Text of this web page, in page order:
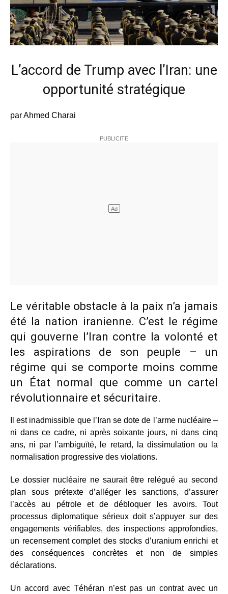
L’accord de Trump avec l’Iran: une
opportunité stratégique
par Ahmed Charai
Le véritable obstacle à la paix n’a jamais
été la nation iranienne. C’est le régime
qui gouverne l’Iran contre la volonté et
les aspirations de son peuple – un
régime qui se comporte moins comme
un État normal que comme un cartel
révolutionnaire et sécuritaire.
Il est inadmissible que l’Iran se dote de l’arme nucléaire –
ni dans ce cadre, ni après soixante jours, ni dans cinq
ans, ni par l’ambiguïté, le retard, la dissimulation ou la
normalisation progressive des violations.
Le dossier nucléaire ne saurait être relégué au second
plan sous prétexte d’alléger les sanctions, d’assurer
l’accès au pétrole et de débloquer les avoirs. Tout
processus diplomatique sérieux doit s’appuyer sur des
engagements vérifiables, des inspections approfondies,
un recensement complet des stocks d’uranium enrichi et
des conséquences concrètes et non de simples
déclarations.
Un accord avec Téhéran n’est pas un contrat avec un